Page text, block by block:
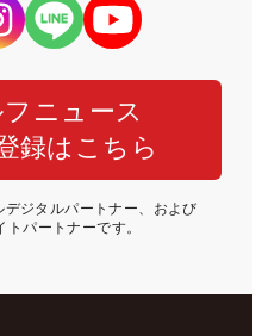
ニュース
録はこちら
ジタルパートナー、および
トパートナーです。